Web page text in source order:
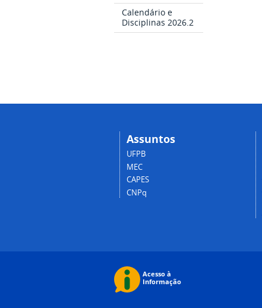
Calendário e
Disciplinas 2026.2
Assuntos
UFPB
MEC
CAPES
CNPq